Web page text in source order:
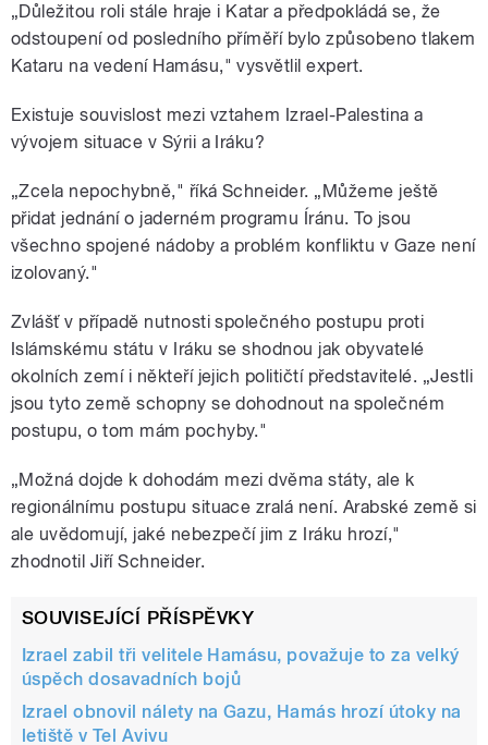
„Důležitou roli stále hraje i Katar a předpokládá se, že
odstoupení od posledního příměří bylo způsobeno tlakem
Kataru na vedení Hamásu," vysvětlil expert.
Existuje souvislost mezi vztahem Izrael-Palestina a
vývojem situace v Sýrii a Iráku?
„Zcela nepochybně," říká Schneider. „Můžeme ještě
přidat jednání o jaderném programu Íránu. To jsou
všechno spojené nádoby a problém konfliktu v Gaze není
izolovaný."
Zvlášť v případě nutnosti společného postupu proti
Islámskému státu v Iráku se shodnou jak obyvatelé
okolních zemí i někteří jejich političtí představitelé. „Jestli
jsou tyto země schopny se dohodnout na společném
postupu, o tom mám pochyby."
„Možná dojde k dohodám mezi dvěma státy, ale k
regionálnímu postupu situace zralá není. Arabské země si
ale uvědomují, jaké nebezpečí jim z Iráku hrozí,"
zhodnotil Jiří Schneider.
SOUVISEJÍCÍ PŘÍSPĚVKY
Izrael zabil tři velitele Hamásu, považuje to za velký
úspěch dosavadních bojů
Izrael obnovil nálety na Gazu, Hamás hrozí útoky na
letiště v Tel Avivu